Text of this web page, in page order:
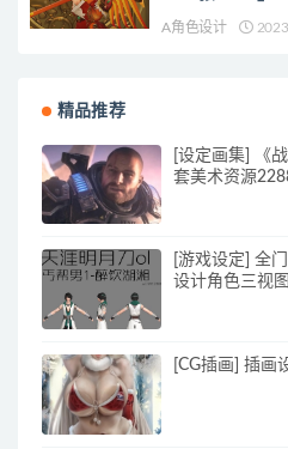
A角色设计
精品推荐
[设定画集] 《
套美术资源
[游戏设定] 全
设计角色三视
[CG插画] 插画